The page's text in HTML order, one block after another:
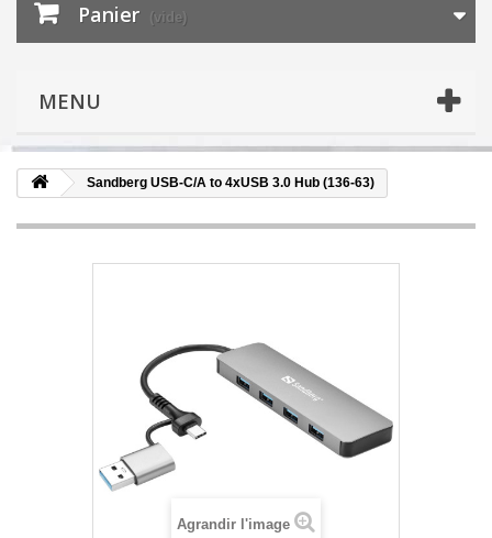
Panier (vide)
MENU
Sandberg USB-C/A to 4xUSB 3.0 Hub (136-63)
Agrandir l'image